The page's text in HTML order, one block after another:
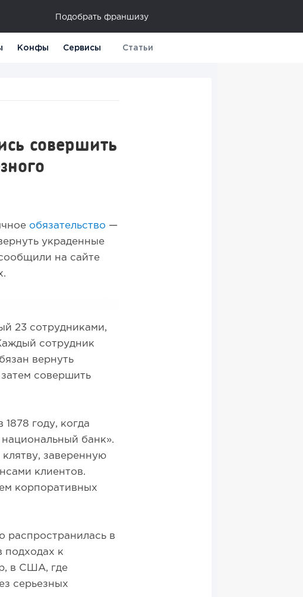
Подобрать франшизу
Конфы Сервисы Статьи
совершить
обязательство —
украденные
на сайте
23 сотрудниками,
сотрудник
вернуть
совершить
году, когда
банк».
заверенную
клиентов.
корпоративных
распространилась в
подходах к
в США, где
серьезных